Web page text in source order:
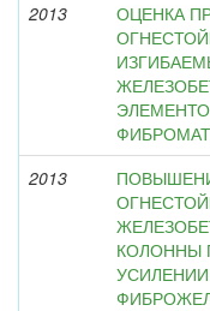
2013
ОЦЕНКА
2013
КОЛОННЫ